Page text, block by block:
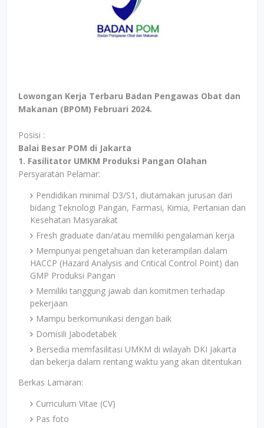
Lowongan Kerja Terbaru Badan Pengawas Obat dan
Makanan (BPOM) Februari 2024.
Posisi :
Balai Besar POM di Jakarta
1. Fasilitator UMKM Produksi Pangan Olahan
Persyaratan Pelamar:
Pendidikan minimal D3/S1, diutamakan jurusan dari
bidang Teknologi Pangan, Farmasi, Kimia, Pertanian dan
Kesehatan Masyarakat
Fresh graduate dan/atau memiliki pengalaman kerja
Mempunyai pengetahuan dan keterampilan dalam
HACCP (Hazard Analysis and Critical Control Point) dan
GMP Produksi Pangan
Memiliki tanggung jawab dan komitmen terhadap
pekerjaan
Mampu berkomunikasi dengan baik
Domisili Jabodetabek
Bersedia memfasilitasi UMKM di wilayah DKI Jakarta
dan bekerja dalam rentang waktu yang akan ditentukan
Berkas Lamaran:
Curriculum Vitae (CV)
Pas foto